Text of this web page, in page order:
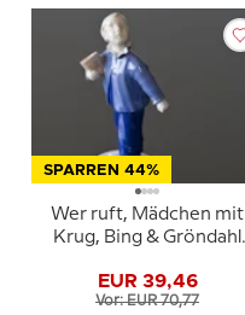
SPARREN 44%
Wer ruft, Mädchen mit
Krug, Bing & Gröndahl
EUR 39,46
Vor: EUR 70,77